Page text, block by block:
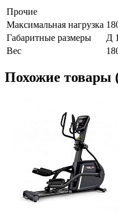
Прочие
Максимальная нагрузка
Габаритные размеры
Д
Вес
Похожие товары